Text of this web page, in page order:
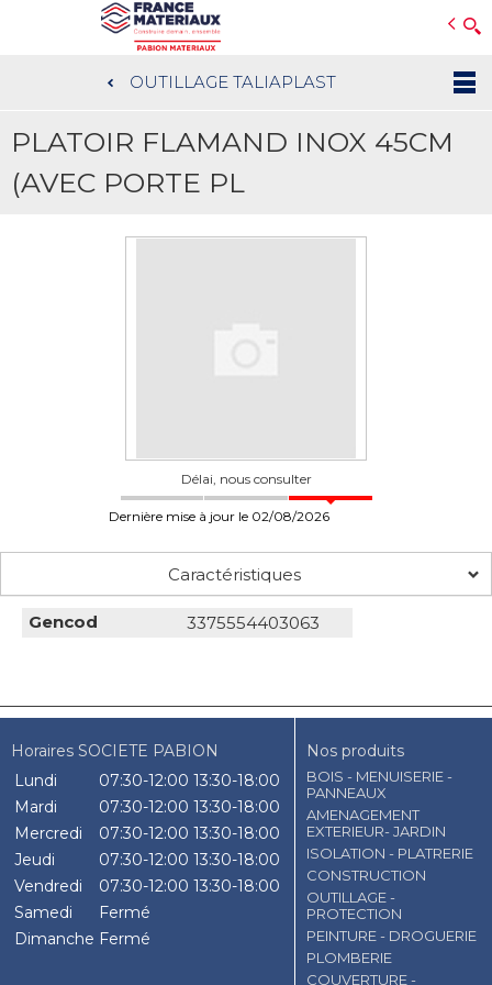
au
contenu
OUTILLAGE TALIAPLAST
PLATOIR FLAMAND INOX 45CM
(AVEC PORTE PL
Délai, nous consulter
Dernière mise à jour le 02/08/2026
Caractéristiques
Gencod 3375554403063
Horaires SOCIETE PABION
Lundi
07:30-12:00 13:30-18:00
Mardi
07:30-12:00 13:30-18:00
Mercredi
07:30-12:00 13:30-18:00
Jeudi
07:30-12:00 13:30-18:00
Vendredi
07:30-12:00 13:30-18:00
Samedi
Fermé
Dimanche Fermé
Nos produits
BOIS - MENUISERIE -
PANNEAUX
AMENAGEMENT
EXTERIEUR- JARDIN
ISOLATION - PLATRERIE
CONSTRUCTION
OUTILLAGE -
PROTECTION
PEINTURE - DROGUERIE
PLOMBERIE
COUVERTURE -